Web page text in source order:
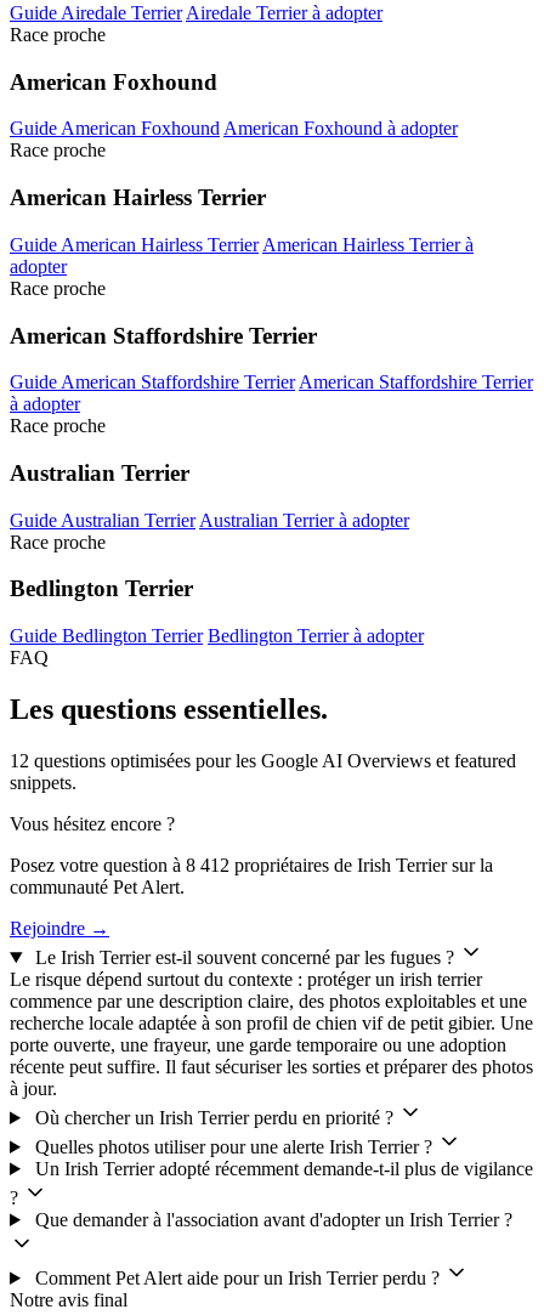
Guide Airedale Terrier Airedale Terrier à adopter
Race proche
American Foxhound
Guide American FoxhoundAmerican Foxhound à adopter
Race proche
American Hairless Terrier
Guide American Hairless Terrier American Hairless Terrier à
adopter
Race proche
American Staffordshire Terrier
Guide American Staffordshire Terrier American Staffordshire Terrier
à adopter
Race proche
Australian Terrier
Guide Australian Terrier Australian Terrier à adopter
Race proche
Bedlington Terrier
Guide Bedlington Terrier Bedlington Terrier à adopter
FAQ
Les questions essentielles.
12 questions optimisées pour les Google AI Overviews et featured
snippets.
Vous hésitez encore ?
Posez votre question à 8 412 propriétaires de Irish Terrier sur la
communauté Pet Alert.
Rejoindre →
Le Irish Terrier est-il souvent concerné par les fugues ?
Le risque dépend surtout du contexte : protéger un irish terrier
commence par une description claire, des photos exploitables et une
recherche locale adaptée à son profil de chien vif de petit gibier. Une
porte ouverte, une frayeur, une garde temporaire ou une adoption
récente peut suffire. Il faut sécuriser les sorties et préparer des photos
à jour.
Où chercher un Irish Terrier perdu en priorité ?
Quelles photos utiliser pour une alerte Irish Terrier ?
Un Irish Terrier adopté récemment demande-t-il plus de vigilance
?
Que demander à l'association avant d'adopter un Irish Terrier ?
Comment Pet Alert aide pour un Irish Terrier perdu ?
Notre avis final